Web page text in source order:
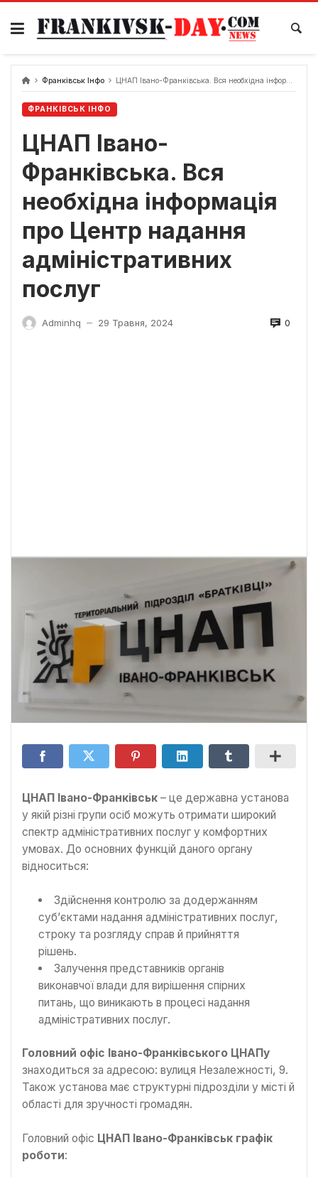
Skip
content
Франківськ Інфо ЦНАП Івано-Франківська. Вся необхідна інформація про Центр надання адміністративних послуг
ФРАНКІВСЬК ІНФО
ЦНАП Івано-
Франківська. Вся
необхідна інформація
про Центр надання
адміністративних
послуг
Adminhq — 29 Травня, 2024 0
ЦНАП Івано-Франківськ – це державна установа
у якій різні групи осіб можуть отримати широкий
спектр адміністративних послуг у комфортних
умовах. До основних функцій даного органу
відноситься:
Здійснення контролю за додержанням
суб’єктами надання адміністративних послуг,
строку та розгляду справ й прийняття
рішень.
Залучення представників органів
виконавчої влади для вирішення спірних
питань, що виникають в процесі надання
адміністративних послуг.
Головний офіс Івано-Франківського ЦНАПу
знаходиться за адресою: вулиця Незалежності, 9.
Також установа має структурні підрозділи у місті й
області для зручності громадян.
Головний офіс ЦНАП Івано-Франківськ графік
роботи: